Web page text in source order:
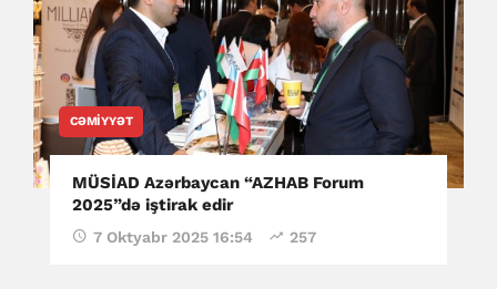
CƏMIYYƏT
MÜSİAD Azərbaycan “AZHAB Forum
2025”də iştirak edir
7 Oktyabr 2025 16:54 257